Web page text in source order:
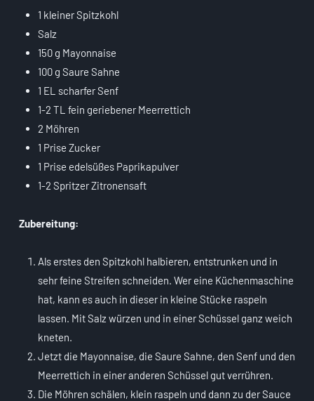
1 kleiner Spitzkohl
Salz
150 g Mayonnaise
100 g Saure Sahne
1 EL scharfer Senf
1-2 TL fein geriebener Meerrettich
2 Möhren
1 Prise Zucker
1 Prise edelsüßes Paprikapulver
1-2 Spritzer Zitronensaft
Zubereitung:
Als erstes den Spitzkohl halbieren, entstrunken und in
sehr feine Streifen schneiden. Wer eine Küchenmaschine
hat, kann es auch in dieser in kleine Stücke raspeln
lassen. Mit Salz würzen und in einer Schüssel ganz weich
kneten.
Jetzt die Mayonnaise, die Saure Sahne, den Senf und den
Meerrettich in einer anderen Schüssel gut verrühren.
Die Möhren schälen, klein raspeln und dann zu der Sauce